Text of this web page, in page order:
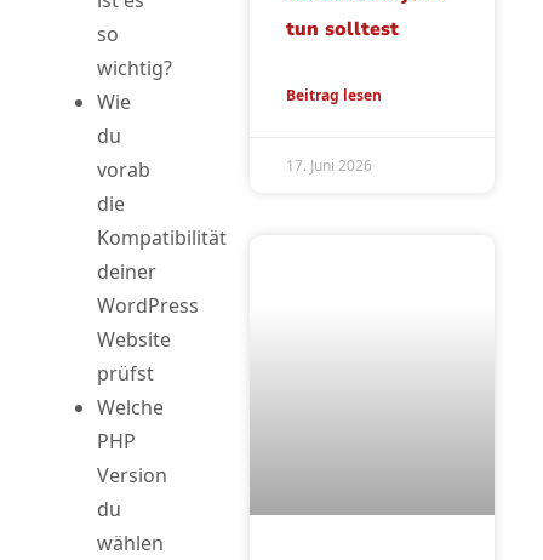
so
wichtig?
Wie
du
vorab
die
Kompatibilität
deiner
WordPress
Website
prüfst
Welche
PHP
Version
du
wählen
tun solltest
Beitrag lesen
17. Juni 2026